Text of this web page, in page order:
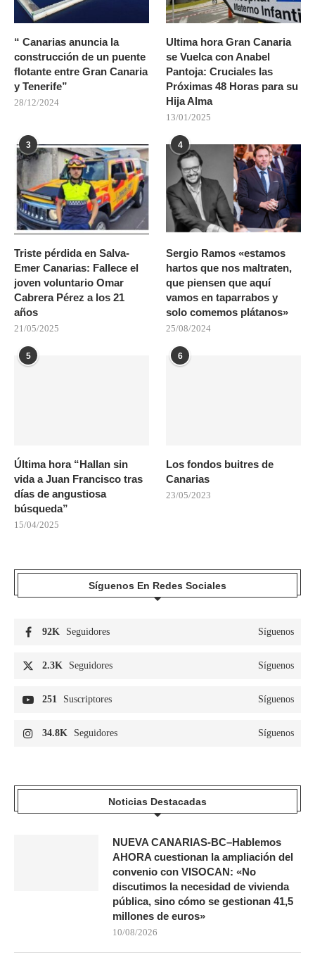
“ Canarias anuncia la
construcción de un puente
flotante entre Gran Canaria
y Tenerife”
28/12/2024
Ultima hora Gran Canaria
se Vuelca con Anabel
Pantoja: Cruciales las
Próximas 48 Horas para su
Hija Alma
13/01/2025
3
Triste pérdida en Salva-
Emer Canarias: Fallece el
joven voluntario Omar
Cabrera Pérez a los 21
años
21/05/2025
4
Sergio Ramos «estamos
hartos que nos maltraten,
que piensen que aquí
vamos en taparrabos y
solo comemos plátanos»
25/08/2024
5
Última hora “Hallan sin
vida a Juan Francisco tras
días de angustiosa
búsqueda”
15/04/2025
6
Los fondos buitres de
Canarias
23/05/2023
Síguenos En Redes Sociales
92K Seguidores Síguenos
2.3K Seguidores Síguenos
251 Suscriptores Síguenos
34.8K Seguidores Síguenos
Noticias Destacadas
NUEVA CANARIAS-BC–Hablemos
AHORA cuestionan la ampliación del
convenio con VISOCAN: «No
discutimos la necesidad de vivienda
pública, sino cómo se gestionan 41,5
millones de euros»
10/08/2026